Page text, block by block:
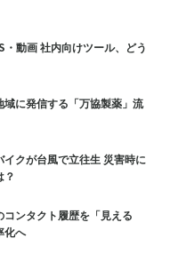
動画 社内向けツール、どう
域に発信する「万協製薬」流
イクが台風で立往生 災害時に
？
ンタクト履歴を「見える
化へ